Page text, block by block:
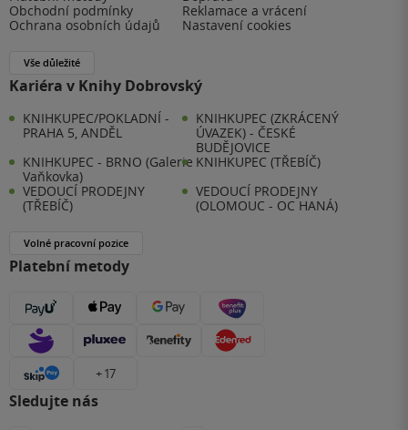
Obchodní podmínky
Reklamace a vrácení
Ochrana osobních údajů
Nastavení cookies
Vše důležité
Kariéra v Knihy Dobrovský
KNIHKUPEC/POKLADNÍ -
PRAHA 5, ANDĚL
KNIHKUPEC (ZKRÁCENÝ
ÚVAZEK) - ČESKÉ
BUDĚJOVICE
KNIHKUPEC - BRNO (Galerie
Vaňkovka)
KNIHKUPEC (TŘEBÍČ)
VEDOUCÍ PRODEJNY
(TŘEBÍČ)
VEDOUCÍ PRODEJNY
(OLOMOUC - OC HANÁ)
Volné pracovní pozice
Platební metody
+ 17
Sledujte nás